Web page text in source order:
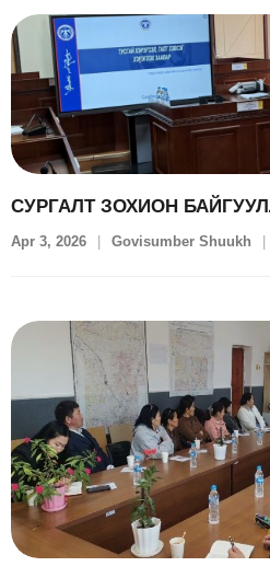
СУРГАЛТ ЗОХИОН
Apr 3, 2026 Govisumber Shuukh